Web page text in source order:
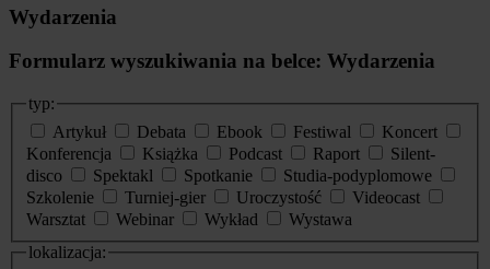
Wydarzenia
Formularz wyszukiwania na belce: Wydarzenia
typ:
Artykuł
Debata Ebook Festiwal
Koncert
Konferencja
Książka Podcast Raport
Silent-
disco
Spektakl Spotkanie
Studia-podyplomowe
Szkolenie
Turniej-gier Uroczystość
Videocast
Warsztat
Webinar Wykład
Wystawa
lokalizacja: